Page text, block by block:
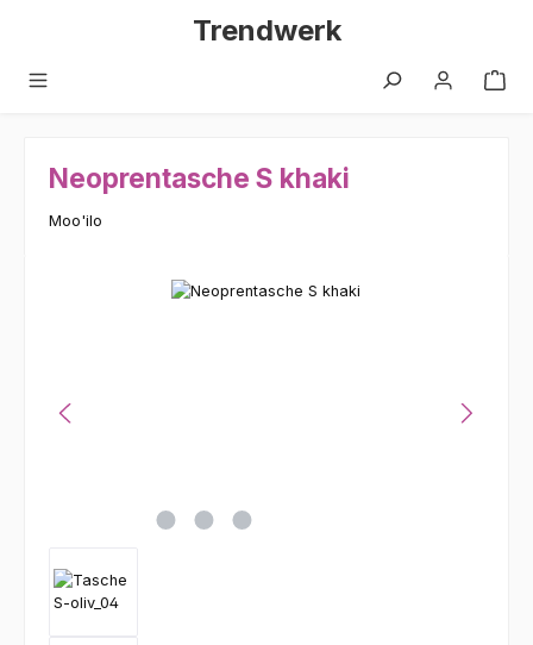
Zum Hauptinhalt springenTrendwerk
Neoprentasche S khaki
Moo'ilo
Bildergalerie überspringen